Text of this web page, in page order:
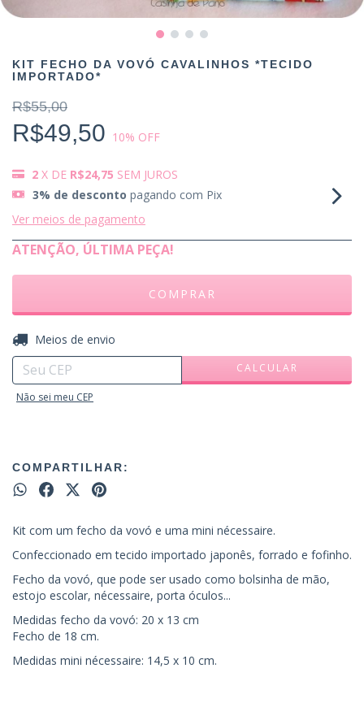
KIT FECHO DA VOVÓ CAVALINHOS *TECIDO
IMPORTADO*
R$55,00
R$49,50 10% OFF
2 X DE R$24,75 SEM JUROS
3% de desconto pagando com Pix
Ver meios de pagamento
ATENÇÃO, ÚLTIMA PEÇA!
Entregas para o CEP:
Meios de envio
CALCULAR
Não sei meu CEP
COMPARTILHAR:
Kit com um fecho da vovó e uma mini nécessaire.
Confeccionado em tecido importado japonês, forrado e fofinho.
Fecho da vovó, que pode ser usado como bolsinha de mão,
estojo escolar, nécessaire, porta óculos...
Medidas fecho da vovó: 20 x 13 cm
Fecho de 18 cm.
Medidas mini nécessaire: 14,5 x 10 cm.